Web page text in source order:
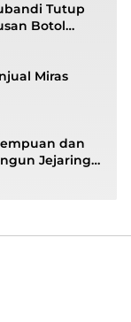
Tutup
Botol
Miras
dan
Jejaring